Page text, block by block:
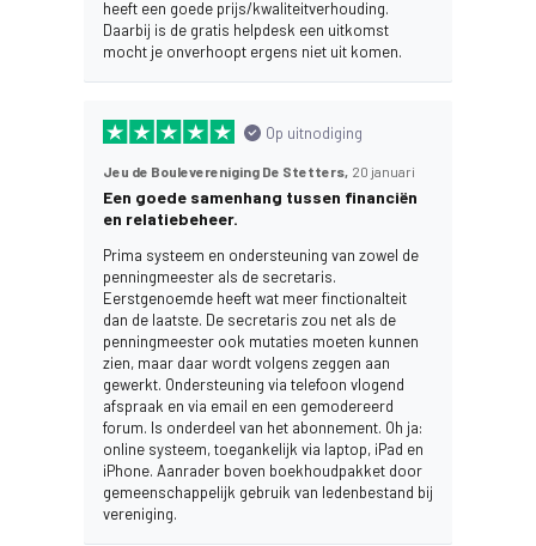
heeft een goede prijs/kwaliteitverhouding.
Daarbij is de gratis helpdesk een uitkomst
mocht je onverhoopt ergens niet uit komen.
Op uitnodiging
Jeu de Boulevereniging De Stetters, 20 januari
Een goede samenhang tussen financiën
en relatiebeheer.
Prima systeem en ondersteuning van zowel de
penningmeester als de secretaris.
Eerstgenoemde heeft wat meer finctionalteit
dan de laatste. De secretaris zou net als de
penningmeester ook mutaties moeten kunnen
zien, maar daar wordt volgens zeggen aan
gewerkt. Ondersteuning via telefoon vlogend
afspraak en via email en een gemodereerd
forum. Is onderdeel van het abonnement. Oh ja:
online systeem, toegankelijk via laptop, iPad en
iPhone. Aanrader boven boekhoudpakket door
gemeenschappelijk gebruik van ledenbestand bij
vereniging.